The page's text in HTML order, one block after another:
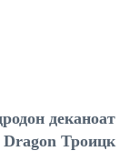
деканоат
Троицк